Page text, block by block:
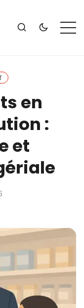
en
:
et